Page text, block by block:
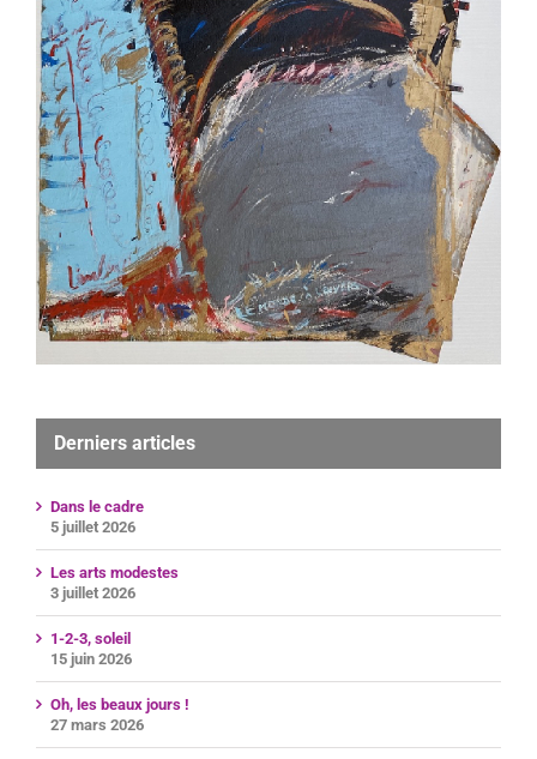
Derniers articles
Dans le cadre
5 juillet 2026
Les arts modestes
3 juillet 2026
1-2-3, soleil
15 juin 2026
Oh, les beaux jours !
27 mars 2026